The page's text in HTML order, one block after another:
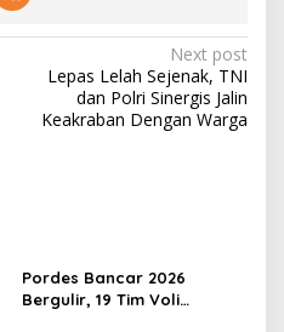
Next post
Lepas Lelah Sejenak, TNI
dan Polri Sinergis Jalin
Keakraban Dengan Warga
Pordes Bancar 2026
Bergulir, 19 Tim Voli